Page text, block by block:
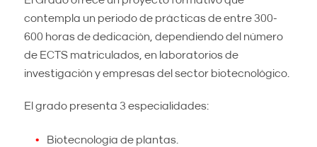
contempla un periodo de prácticas de entre 300-
600 horas de dedicación, dependiendo del número
de ECTS matriculados, en laboratorios de
investigación y empresas del sector biotecnológico.
El grado presenta 3 especialidades:
Biotecnología de plantas.